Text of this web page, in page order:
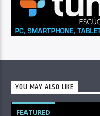
YOU MAY ALSO LIKE
FEATURED